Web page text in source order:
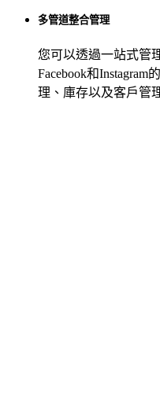
多管道整合管理
您可以透過一站式管
Facebook和
理、庫存以及客戶管